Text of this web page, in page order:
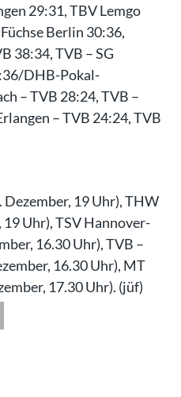
29:31, TBV Lemgo
Berlin 30:36,
38:34, TVB – SG
DHB-Pokal-
– TVB 28:24, TVB –
– TVB 24:24, TVB
Dezember, 19 Uhr), THW
Uhr), TSV Hannover-
16.30 Uhr), TVB –
16.30 Uhr), MT
17.30 Uhr). (jüf)